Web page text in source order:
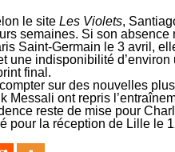
le site Les Violets,
semaines. Si son
Saint-Germain le 3 avril,
une indisponibilité
final.
sur des nouvelles
Messali ont repris
reste de mise pour
pour la réception de Lille le